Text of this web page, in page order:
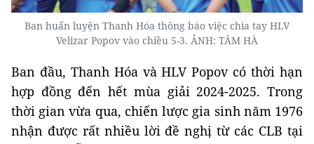
Ban huấn luyện Thanh Hóa thông báo việc chia tay HLV
Velizar Popov vào chiều 5-3. ẢNH: TÂM HÀ
Ban đầu, Thanh Hóa và HLV Popov có thời hạn
hợp đồng đến hết mùa giải 2024-2025. Trong
thời gian vừa qua, chiến lược gia sinh năm 1976
nhận được rất nhiều lời đề nghị từ các CLB tại